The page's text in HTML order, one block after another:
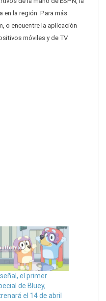
en la región. Para más
o encuentre la aplicación
móviles y de TV
señal, el primer
de Bluey,
el 14 de abril